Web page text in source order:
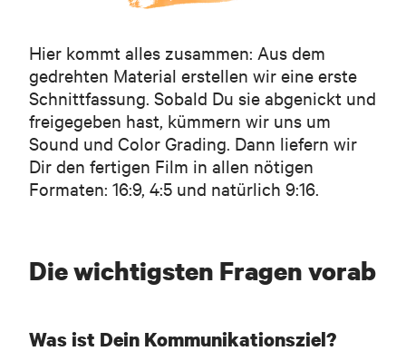
Hier kommt alles zusammen: Aus dem
gedrehten Material erstellen wir eine erste
Schnittfassung. Sobald Du sie abgenickt und
freigegeben hast, kümmern wir uns um
Sound und Color Grading. Dann liefern wir
Dir den fertigen Film in allen nötigen
Formaten: 16:9, 4:5 und natürlich 9:16.
Die wichtigsten Fragen vorab
Was ist Dein Kommunikationsziel?